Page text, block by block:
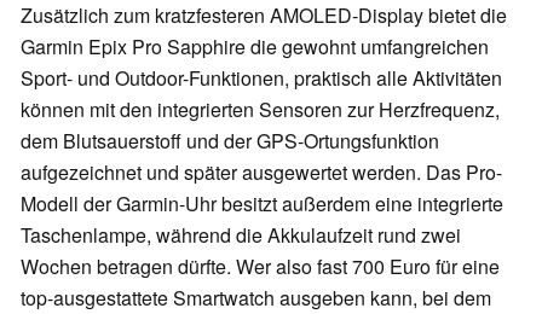
Zusätzlich zum kratzfesteren AMOLED-Display bietet die
Garmin Epix Pro Sapphire die gewohnt umfangreichen
Sport- und Outdoor-Funktionen, praktisch alle Aktivitäten
können mit den integrierten Sensoren zur Herzfrequenz,
dem Blutsauerstoff und der GPS-Ortungsfunktion
aufgezeichnet und später ausgewertet werden. Das Pro-
Modell der Garmin-Uhr besitzt außerdem eine integrierte
Taschenlampe, während die Akkulaufzeit rund zwei
Wochen betragen dürfte. Wer also fast 700 Euro für eine
top-ausgestattete Smartwatch ausgeben kann, bei dem